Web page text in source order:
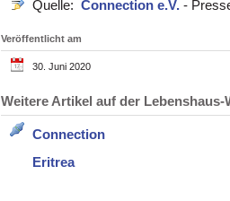
Quelle: Connection e.V. -
Veröffentlicht am
30. Juni 2020
Weitere Artikel auf der
Connection
Eritrea